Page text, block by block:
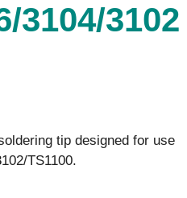
3104/3102
tip designed for use
TS1100.